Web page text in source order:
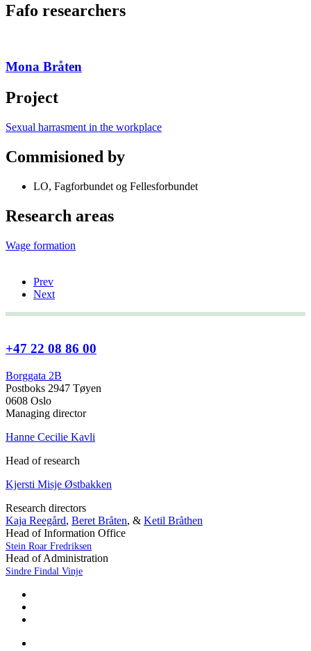
Fafo researchers
Mona Bråten
Project
Sexual harrasment in the workplace
Commisioned by
LO, Fagforbundet og Fellesforbundet
Research areas
Wage formation
Prev
Next
+47 22 08 86 00
Borggata 2B
Postboks 2947 Tøyen
0608 Oslo
Managing director
Hanne Cecilie Kavli
Head of research
Kjersti Misje Østbakken
Research directors
Kaja Reegård, Beret Bråten, & Ketil Bråthen
Head of Information Office
Stein Roar Fredriksen
Head of Administration
Sindre Findal Vinje